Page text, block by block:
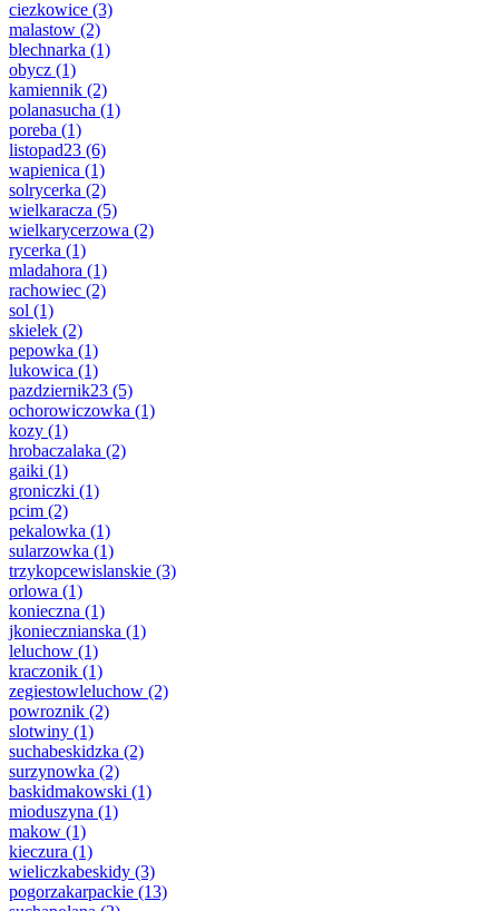
ciezkowice (3)
malastow (2)
blechnarka (1)
obycz (1)
kamiennik (2)
polanasucha (1)
poreba (1)
listopad23 (6)
wapienica (1)
solrycerka (2)
wielkaracza (5)
wielkarycerzowa (2)
rycerka (1)
mladahora (1)
rachowiec (2)
sol (1)
skielek (2)
pepowka (1)
lukowica (1)
pazdziernik23 (5)
ochorowiczowka (1)
kozy (1)
hrobaczalaka (2)
gaiki (1)
groniczki (1)
pcim (2)
pekalowka (1)
sularzowka (1)
trzykopcewislanskie (3)
orlowa (1)
konieczna (1)
jkoniecznianska (1)
leluchow (1)
kraczonik (1)
zegiestowleluchow (2)
powroznik (2)
slotwiny (1)
suchabeskidzka (2)
surzynowka (2)
baskidmakowski (1)
mioduszyna (1)
makow (1)
kieczura (1)
wieliczkabeskidy (3)
pogorzakarpackie (13)